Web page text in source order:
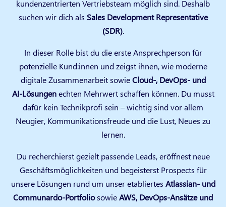
kundenzentrierten Vertriebsteam möglich sind. Deshalb
suchen wir dich als Sales Development Representative
(SDR).
In dieser Rolle bist du die erste Ansprechperson für
potenzielle Kund:innen und zeigst ihnen, wie moderne
digitale Zusammenarbeit sowieCloud‑, DevOps‑ und
AI‑Lösungenechten Mehrwert schaffen können. Du musst
dafür kein Technikprofi sein – wichtig sind vor allem
Neugier, Kommunikationsfreude und die Lust, Neues zu
lernen.
Du recherchierst gezielt passende Leads, eröffnest neue
Geschäftsmöglichkeiten und begeisterst Prospects für
unsere Lösungen rund um unser etabliertes Atlassian‑ und
Communardo‑PortfoliosowieAWS, DevOps‑Ansätze und